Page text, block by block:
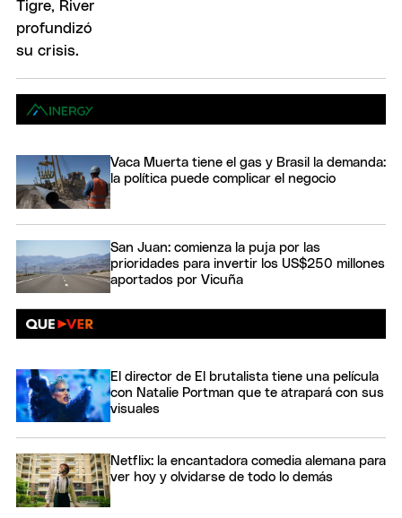
Vaca Muerta tiene el gas y Brasil la demanda:
la política puede complicar el negocio
San Juan: comienza la puja por las
prioridades para invertir los US$250 millones
aportados por Vicuña
El director de El brutalista tiene una película
con Natalie Portman que te atrapará con sus
visuales
Netflix: la encantadora comedia alemana para
ver hoy y olvidarse de todo lo demás